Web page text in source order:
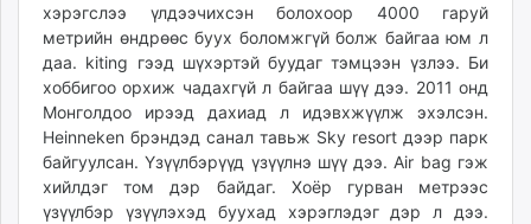
хэрэгслээ үлдээчихсэн болохоор 4000 гаруй
метрийн өндрөөс буух боломжгүй болж байгаа юм л
даа. kiting гээд шүхэртэй буудаг тэмцээн үзлээ. Би
хоббигоо орхиж чадахгүй л байгаа шүү дээ. 2011 онд
Монголдоо ирээд дахиад л идэвхжүүлж эхэлсэн.
Heinneken брэндэд санал тавьж Sky resort дээр парк
байгуулсан. Үзүүлбэрүүд үзүүлнэ шүү дээ. Air bag гэж
хийлдэг том дэр байдаг. Хоёр гурван метрээс
үзүүлбэр үзүүлэхэд буухад хэрэглэдэг дэр л дээ.